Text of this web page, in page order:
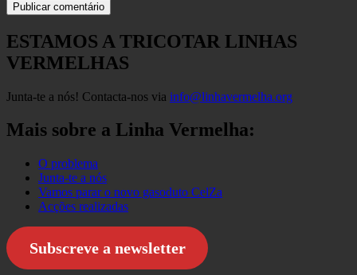
ESTAMOS A TRICOTAR LINHAS
VERMELHAS
Junta-te a nós! Contacta-nos via info@linhavermelha.org
Mais sobre a Linha Vermelha:
O problema
Junta-te a nós
Vamos parar o novo gasoduto CelZa
Acções realizadas
Subscreve a newsletter